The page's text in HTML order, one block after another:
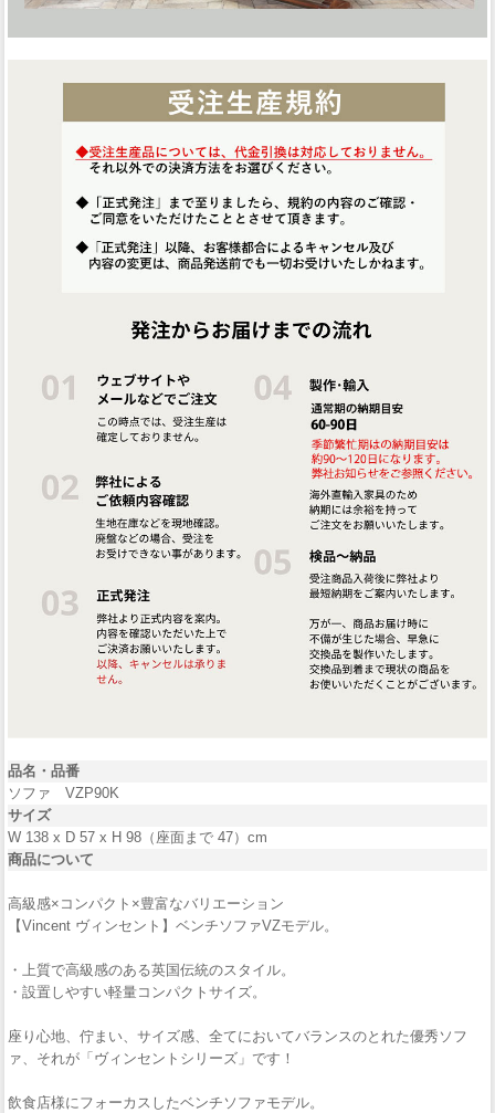
品名・品番
ソファ VZP90K
サイズ
W 138 x D 57 x H 98（座面まで 47）cm
商品について
高級感×コンパクト×豊富なバリエーション
【Vincent ヴィンセント】ベンチソファVZモデル。
・上質で高級感のある英国伝統のスタイル。
・設置しやすい軽量コンパクトサイズ。
座り心地、佇まい、サイズ感、全てにおいてバランスのとれた優秀ソフ
ァ、それが「ヴィンセントシリーズ」です！
飲食店様にフォーカスしたベンチソファモデル。